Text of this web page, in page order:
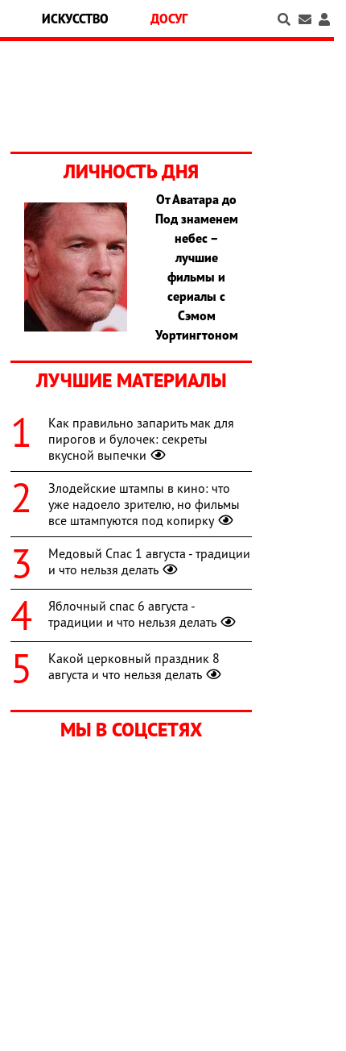
ИСКУССТВО ДОСУГ
ЛИЧНОСТЬ ДНЯ
От Аватара до
Под знаменем
небес –
лучшие
фильмы и
сериалы с
Сэмом
Уортингтоном
ЛУЧШИЕ МАТЕРИАЛЫ
Как правильно запарить мак для
пирогов и булочек: секреты
вкусной выпечки
Злодейские штампы в кино: что
уже надоело зрителю, но фильмы
все штампуются под копирку
Медовый Спас 1 августа - традиции
и что нельзя делать
Яблочный спас 6 августа -
традиции и что нельзя делать
Какой церковный праздник 8
августа и что нельзя делать
МЫ В СОЦСЕТЯХ